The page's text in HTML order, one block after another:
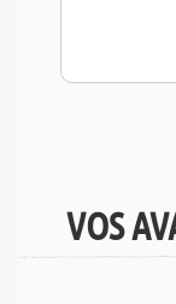
VOS